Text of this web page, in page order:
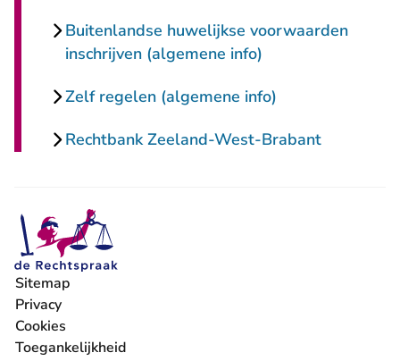
Buitenlandse huwelijkse voorwaarden
inschrijven (algemene info)
Zelf regelen (algemene info)
Rechtbank Zeeland-West-Brabant
Sitemap
Privacy
Cookies
Toegankelijkheid